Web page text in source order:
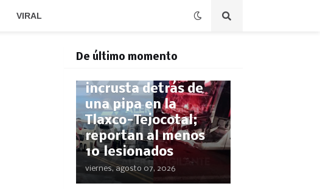
VIRAL
De último momento
POLICÍACA
incrusta detrás de
una pipa en la
Tlaxco-Tejocotal;
reportan al menos
10 lesionados
viernes, agosto 07, 2026